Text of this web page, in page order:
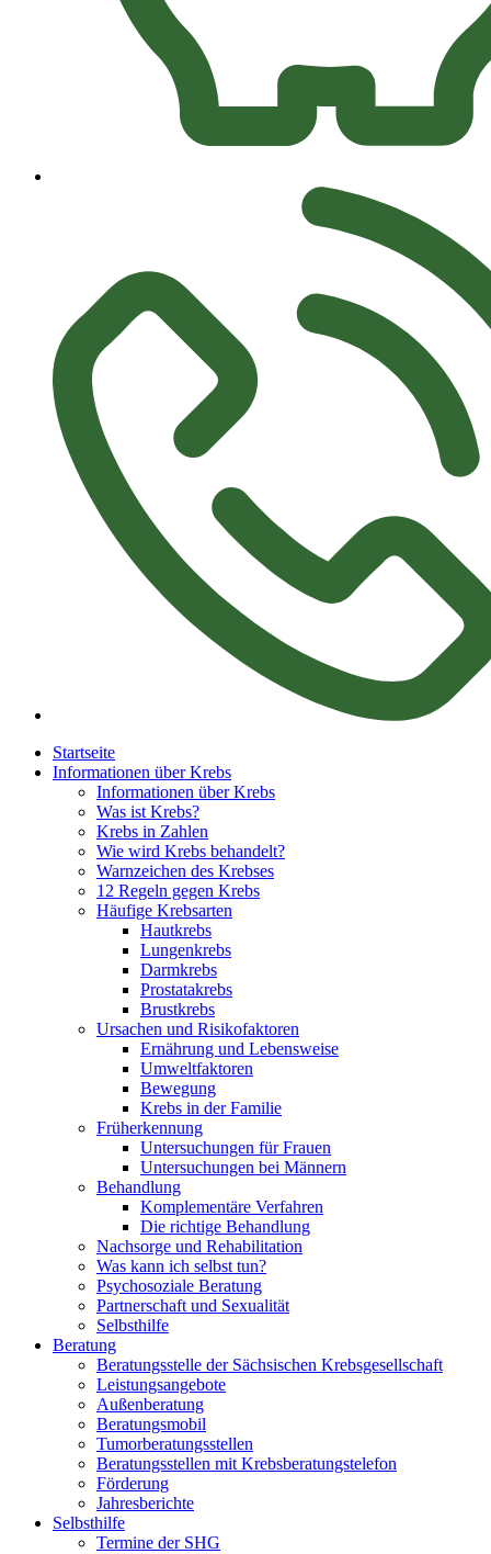
Startseite
Informationen über Krebs
Informationen über Krebs
Was ist Krebs?
Krebs in Zahlen
Wie wird Krebs behandelt?
Warnzeichen des Krebses
12 Regeln gegen Krebs
Häufige Krebsarten
Hautkrebs
Lungenkrebs
Darmkrebs
Prostatakrebs
Brustkrebs
Ursachen und Risikofaktoren
Ernährung und Lebensweise
Umweltfaktoren
Bewegung
Krebs in der Familie
Früherkennung
Untersuchungen für Frauen
Untersuchungen bei Männern
Behandlung
Komplementäre Verfahren
Die richtige Behandlung
Nachsorge und Rehabilitation
Was kann ich selbst tun?
Psychosoziale Beratung
Partnerschaft und Sexualität
Selbsthilfe
Beratung
Beratungsstelle der Sächsischen Krebsgesellschaft
Leistungsangebote
Außenberatung
Beratungsmobil
Tumorberatungsstellen
Beratungsstellen mit Krebsberatungstelefon
Förderung
Jahresberichte
Selbsthilfe
Termine der SHG